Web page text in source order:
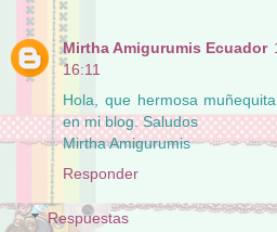
Mirtha Amigurumis Ecuador
16:11
Hola, que hermosa
en mi blog. Saludos
Mirtha Amigurumis
Responder
Respuestas